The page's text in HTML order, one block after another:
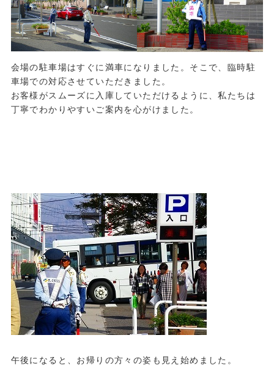
会場の駐車場はすぐに満車になりました。そこで、臨時駐
車場での対応させていただきました。
お客様がスムーズに入庫していただけるように、私たちは
丁寧でわかりやすいご案内を心がけました。
午後になると、お帰りの方々の姿も見え始めました。